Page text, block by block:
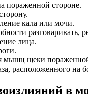
пораженной стороне.
кала или мочи.
разговаривать,
лица.
мышц щеки
расположенного на
в